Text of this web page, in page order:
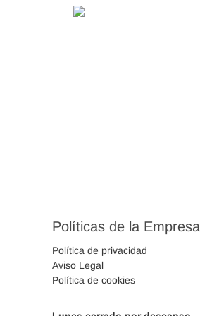
Políticas de la Empresa
Política de privacidad
Aviso Legal
Política de cookies